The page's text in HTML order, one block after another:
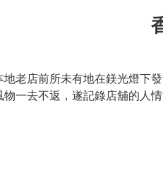
老店前所未有地在鎂光燈下
一去不返，遂記錄店舖的人